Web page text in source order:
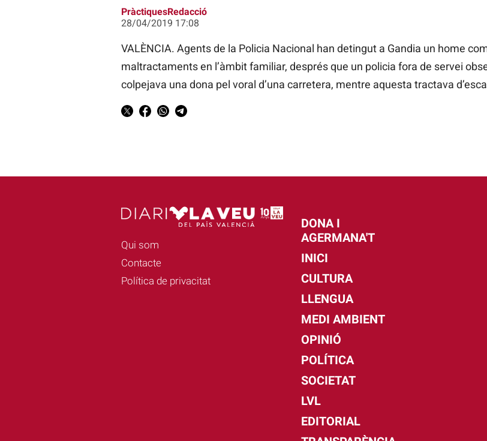
PràctiquesRedacció
28/04/2019 17:08
VALÈNCIA. Agents de la Policia Nacional han detingut a Gandia un home
maltractaments en l’àmbit familiar, després que un policia fora de servei
colpejava una dona pel voral d’una carretera, mentre aquesta tractava
Qui som
Contacte
Política de privacitat
DONA I
AGERMANA'T
INICI
CULTURA
LLENGUA
MEDI AMBIENT
OPINIÓ
POLÍTICA
SOCIETAT
LVL
EDITORIAL